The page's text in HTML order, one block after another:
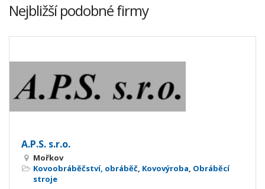
Nejbližší podobné firmy
A.P.S. s.r.o.
Mořkov
Kovoobráběčství, obráběč, Kovovýroba, Obráběcí
stroje